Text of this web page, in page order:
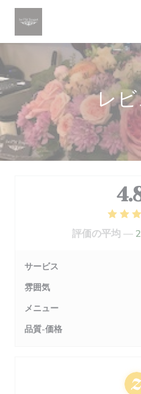
クッキー利用の管理について
レ
評価の平均 —
サービス
雰囲気
メニュー
品質-価格